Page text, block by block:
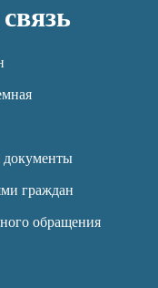
граждан
обращения